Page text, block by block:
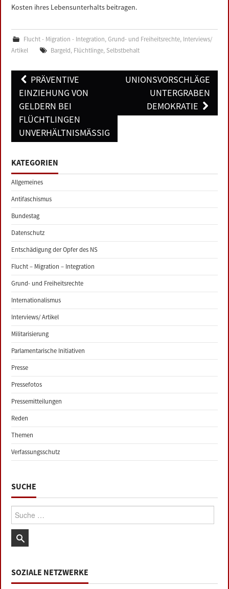
Kosten ihres Lebensunterhalts beitragen.
Flucht - Migration - Integration, Grund- und Freiheitsrechte, Interviews/
Artikel
Bargeld, Flüchtlinge, Selbstbehalt
Post
navigation
PRÄVENTIVE
EINZIEHUNG VON
GELDERN BEI
FLÜCHTLINGEN
UNVERHÄLTNISMÄSSIG
UNIONSVORSCHLÄGE
UNTERGRABEN
DEMOKRATIE
KATEGORIEN
Allgemeines
Antifaschismus
Bundestag
Datenschutz
Entschädigung der Opfer des NS
Flucht – Migration – Integration
Grund- und Freiheitsrechte
Internationalismus
Interviews/ Artikel
Militarisierung
Parlamentarische Initiativen
Presse
Pressefotos
Pressemitteilungen
Reden
Themen
Verfassungsschutz
SUCHE
Suche:
SOZIALE NETZWERKE